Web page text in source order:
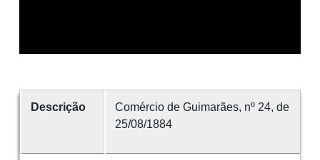
Descrição
Comércio de Guimarães, nº 24, de
25/08/1884